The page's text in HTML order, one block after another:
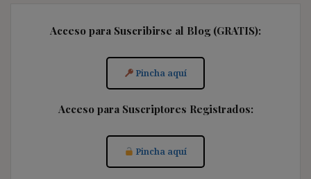
Acceso para Suscribirse al Blog (GRATIS):
Pincha aquí
Acceso para Suscriptores Registrados:
Pincha aquí